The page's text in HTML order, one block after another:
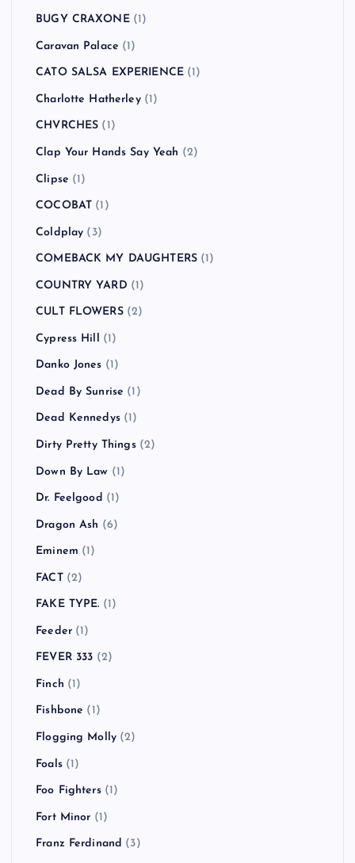
BUGY CRAXONE(1)
Caravan Palace (1)
CATO SALSA EXPERIENCE (1)
Charlotte Hatherley(1)
CHVRCHES (1)
Clap Your Hands Say Yeah (2)
Clipse (1)
COCOBAT (1)
Coldplay (3)
COMEBACK MY DAUGHTERS (1)
COUNTRY YARD (1)
CULT FLOWERS(2)
Cypress Hill (1)
Danko Jones (1)
Dead By Sunrise (1)
Dead Kennedys(1)
Dirty Pretty Things(2)
Down By Law (1)
Dr. Feelgood (1)
Dragon Ash (6)
Eminem (1)
FACT(2)
FAKE TYPE. (1)
Feeder(1)
FEVER 333 (2)
Finch (1)
Fishbone (1)
Flogging Molly (2)
Foals(1)
Foo Fighters(1)
Fort Minor (1)
Franz Ferdinand (3)